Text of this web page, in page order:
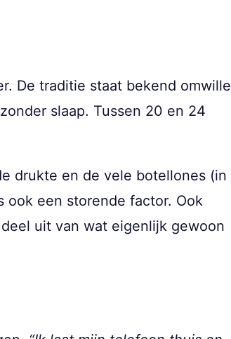
De traditie staat bekend omwille
slaap. Tussen 20 en 24
drukte en de vele botellones (in
ook een storende factor. Ook
uit van wat eigenlijk gewoon